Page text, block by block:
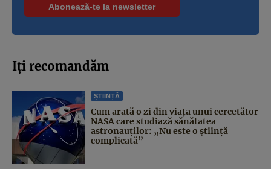
Iți recomandăm
ȘTIINȚĂ
Cum arată o zi din viața unui cercetător
NASA care studiază sănătatea
astronauților: „Nu este o știință
complicată”